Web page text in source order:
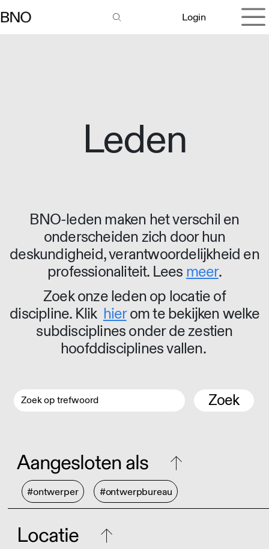
Login
Leden
BNO-leden maken het verschil en
onderscheiden zich door hun
deskundigheid, verantwoordelijkheid en
professionaliteit. Lees meer.
Zoek onze leden op locatie of
discipline. Klik hierom te bekijken welke
subdisciplines onder de zestien
hoofddisciplines vallen.
Zoek
Aangesloten als
#ontwerper #ontwerpbureau
Locatie